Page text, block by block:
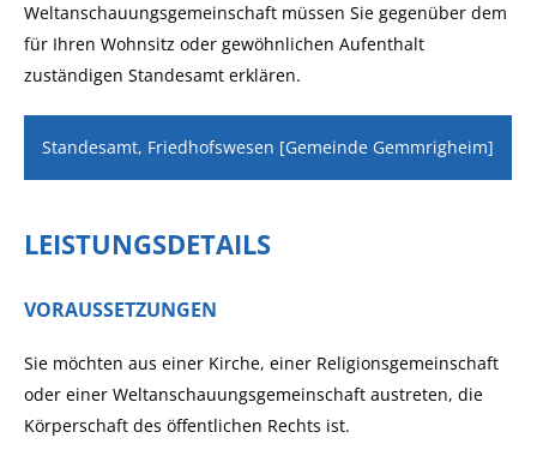
Weltanschauungsgemeinschaft müssen Sie gegenüber dem
für Ihren Wohnsitz oder gewöhnlichen Aufenthalt
zuständigen Standesamt erklären.
Standesamt, Friedhofswesen [Gemeinde Gemmrigheim]
LEISTUNGSDETAILS
VORAUSSETZUNGEN
Sie möchten aus einer Kirche, einer Religionsgemeinschaft
oder einer Weltanschauungsgemeinschaft austreten, die
Körperschaft des öffentlichen Rechts ist.